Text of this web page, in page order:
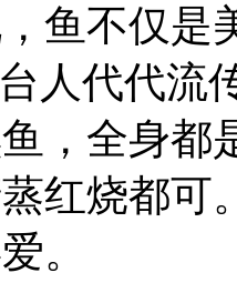
鱼不仅是
人代代流
，全身都
红烧都可
。